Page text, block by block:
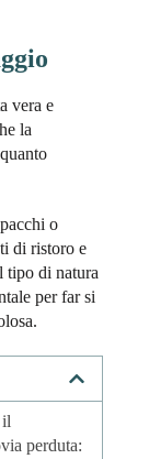
vera e
la
o
di ristoro e
tipo di natura
per far si
il
perduta: